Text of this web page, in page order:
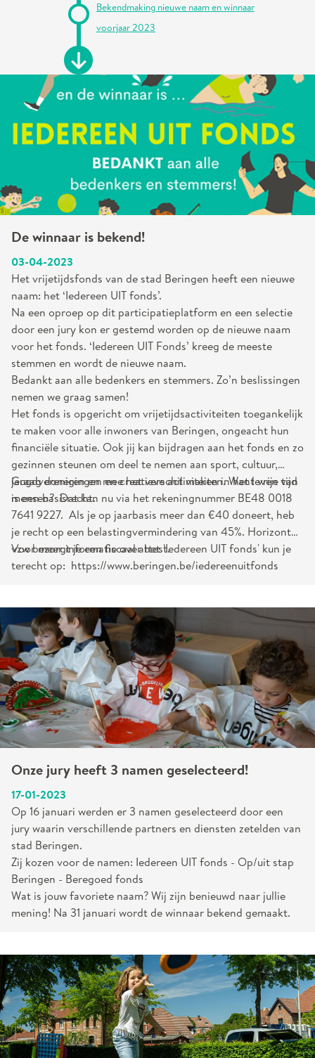
Bekendmaking nieuwe naam en winnaar
voorjaar 2023
De winnaar is bekend!
03-04-2023
Het vrijetijdsfonds van de stad Beringen heeft een nieuwe
naam: het ‘Iedereen UIT fonds’.
Na een oproep op dit participatieplatform en een selectie
door een jury kon er gestemd worden op de nieuwe naam
voor het fonds. ‘Iedereen UIT Fonds’ kreeg de meeste
stemmen en wordt de nieuwe naam.
Bedankt aan alle bedenkers en stemmers. Zo’n beslissingen
nemen we graag samen!
Het fonds is opgericht om vrijetijdsactiviteiten toegankelijk
te maken voor alle inwoners van Beringen, ongeacht hun
financiële situatie. Ook jij kan bijdragen aan het fonds en zo
gezinnen steunen om deel te nemen aan sport, cultuur,
jeugdverenigingen en creatieve activiteiten. Want vrije tijd
is een basisrecht.
Graag doneren en mee het verschil maken in het leven van
mensen? Dat kan nu via het rekeningnummer BE48 0018
7641 9227. Als je op jaarbasis meer dan €40 doneert, heb
je recht op een belastingvermindering van 45%. Horizont
vzw bezorgt je een fiscaal attest.
Voor meer informatie over het 'Iedereen UIT fonds' kun je
terecht op: https://www.beringen.be/iedereenuitfonds
Onze jury heeft 3 namen geselecteerd!
17-01-2023
Op 16 januari werden er 3 namen geselecteerd door een
jury waarin verschillende partners en diensten zetelden van
stad Beringen.
Zij kozen voor de namen: Iedereen UIT fonds - Op/uit stap
Beringen - Beregoed fonds
Wat is jouw favoriete naam? Wij zijn benieuwd naar jullie
mening! Na 31 januari wordt de winnaar bekend gemaakt.